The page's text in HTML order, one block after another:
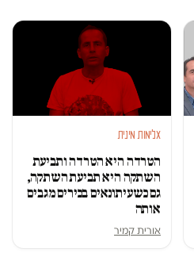
אלימות מינית
הטרדה היא הטרדה ותביעת
השתקה היא תביעת השתקה,
גם כשעיתונאים בכירים מגבים
אותה
אורית קמיר